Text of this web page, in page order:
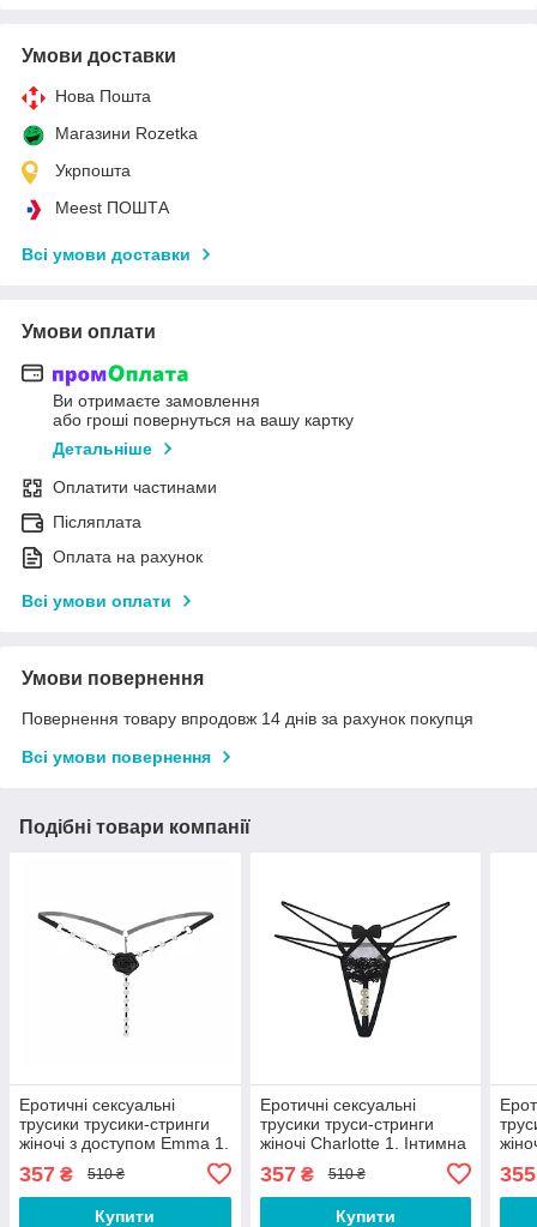
Умови доставки
Нова Пошта
Магазини Rozetka
Укрпошта
Meest ПОШТА
Всі умови доставки
Умови оплати
Ви отримаєте замовлення
або гроші повернуться на вашу картку
Детальніше
Оплатити частинами
Післяплата
Оплата на рахунок
Всі умови оплати
Умови повернення
Повернення товару впродовж 14 днів за рахунок покупця
Всі умови повернення
Подібні товари компанії
Еротичні сексуальні
трусики трусики-стринги
жіночі з доступом Emma 1.
жіноча Чорна
357 ₴ 510 ₴
Купити
Еротичні сексуальні
трусики труси-стринги
жіночі Charlotte 1. Інтимна
Чорна
357₴ 510 ₴
Купити